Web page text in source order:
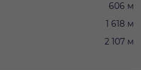
606 м
1 618 м
2 107 м